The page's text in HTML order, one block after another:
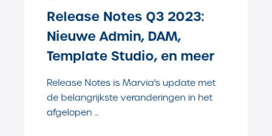
Release Notes Q3 2023:
Nieuwe Admin, DAM,
Template Studio, en meer
Release Notes is Marvia's update met
de belangrijkste veranderingen in het
afgelopen ...